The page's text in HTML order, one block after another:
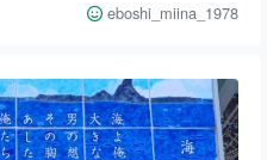
eboshi_miina_1978